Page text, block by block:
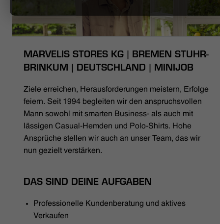
STELLENANGEBOTE
NACHHALTIGKEIT
MARVELIS STORES KG | BREMEN STUHR-
BRINKUM | DEUTSCHLAND | MINIJOB
Ziele erreichen, Herausforderungen meistern, Erfolge
feiern. Seit 1994 begleiten wir den anspruchsvollen
Mann sowohl mit smarten Business- als auch mit
lässigen Casual-Hemden und Polo-Shirts. Hohe
Ansprüche stellen wir auch an unser Team, das wir
nun gezielt verstärken.
DAS SIND DEINE AUFGABEN
Professionelle Kundenberatung und aktives
Verkaufen